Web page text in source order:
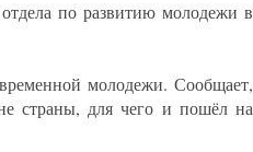
по развитию молодежи в
молодежи. Сообщает,
страны, для чего и пошёл на